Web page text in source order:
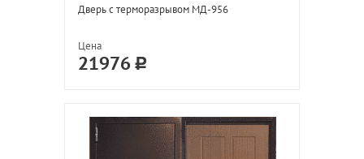
Дверь с терморазрывом МД-956
Цена
21976